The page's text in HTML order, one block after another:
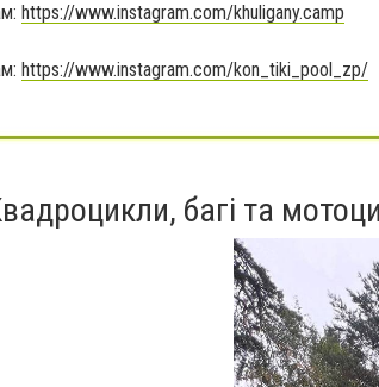
https://www.instagram.com/khuligany.camp
https://www.instagram.com/kon_tiki_pool_zp/
багі та